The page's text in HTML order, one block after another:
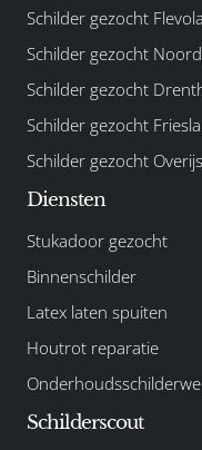
Schilder gezocht
Schilder gezocht
Schilder gezocht
Schilder gezocht
Schilder gezocht
Diensten
Stukadoor gezocht
Binnenschilder
Latex laten spuiten
Houtrot reparatie
Schilderscout